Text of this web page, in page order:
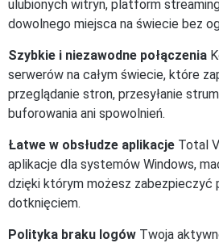
ulubionych witryn, platform
dowolnego miejsca na świecie bez
Szybkie i niezawodne połączenia
serwerów na całym świecie, które
przeglądanie stron, przesyłanie
buforowania ani spowolnień.
Łatwe w obsłudze aplikacje Total
aplikacje dla systemów Windows,
dzięki którym możesz zabezpieczyć
dotknięciem.
Polityka braku logów Twoja